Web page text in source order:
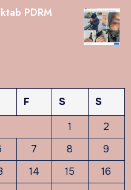
PDRM
F S
S
1
2
7 8
9
14 15
16